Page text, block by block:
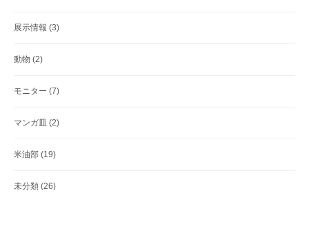
展示情報 (3)
動物 (2)
モニター (7)
マンガ皿 (2)
米油部 (19)
未分類 (26)